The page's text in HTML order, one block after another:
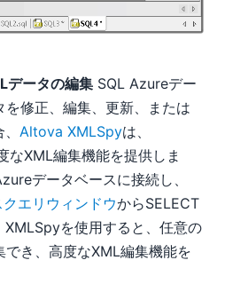
データの編集 SQL Azureデー
を修正、編集、更新、または
Altova XMLSpyは、
XML編集機能を提供しま
データベースに接続し、
エリウィンドウからSELECT
XMLSpyを使用すると、任意の
き、高度なXML編集機能を